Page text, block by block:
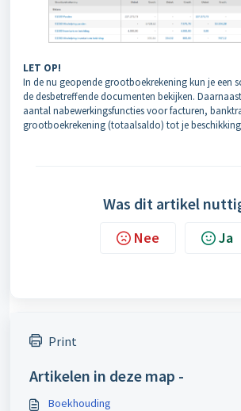
LET OP!
In de nu geopende grootboekrekening kun je een
de desbetreffende documenten bekijken.
aantal nabewerkingsfuncties voor facturen,
grootboekrekening (totaalsaldo) tot je
Was dit artikel
Nee Ja
Print
Artikelen in deze map -
Boekhouding